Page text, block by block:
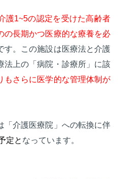
護1~5の認定を受けた高齢者
の長期かつ医療的な療養を必
す。この施設は医療法と介護
法上の「病院・診療所」に該
もさらに医学的な管理体制が
「介護医療院」への転換に伴
定と なっています。